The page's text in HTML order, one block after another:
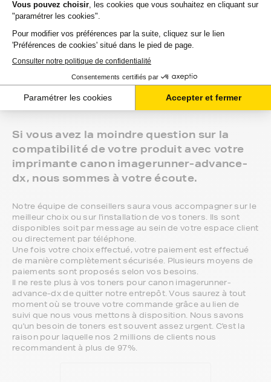
compatibles, noir et couleur, en pack ou à l’unité, selon le
modèle et la gamme de votre imprimante.
Gamme 1er Prix : compatibles avec votre imprimante
canon imagerunner-advance-dx, ces produits sans
marque sont ceux de notre gamme discount.
Marque constructeur : si vous avez l'habitude d'aller
chercher vos toners canon imagerunner-advance-dx en
magasin, gagnez du temps en vous faisant livrer
directement chez vous.
Si vous avez la moindre question sur la
compatibilité de votre produit avec votre
imprimante canon imagerunner-advance-
dx, nous sommes à votre écoute.
Notre équipe de conseillers saura vous accompagner sur le
meilleur choix ou sur l'installation de vos toners. Ils sont
disponibles soit par message au sein de votre espace client
ou directement par téléphone.
Une fois votre choix effectué, votre paiement est effectué
de manière complètement sécurisée. Plusieurs moyens de
paiements sont proposés selon vos besoins.
Il ne reste plus à vos toners pour canon imagerunner-
advance-dx de quitter notre entrepôt. Vous saurez à tout
moment où se trouve votre commande grâce au lien de
suivi que nous vous mettons à disposition. Nous savons
qu'un besoin de toners est souvent assez urgent. C'est la
raison pour laquelle nos 2 millions de clients nous
recommandent à plus de 97%.